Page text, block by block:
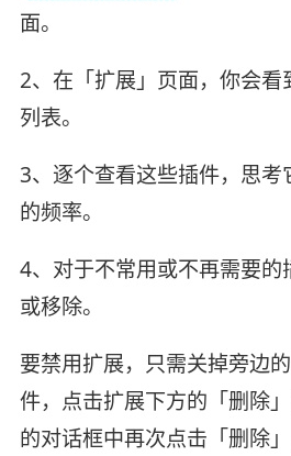
面。
2、在「扩展」页面，你会
列表。
3、逐个查看这些插件，思考
的频率。
4、对于不常用或不再需要的
或移除。
要禁用扩展，只需关掉旁边
件，点击扩展下方的「删除
的对话框中再次点击「删除」